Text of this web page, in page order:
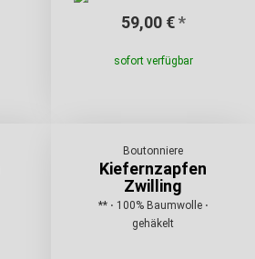
59,00 € *
sofort verfügbar
Boutonniere
Kiefernzapfen
Zwilling
** ⋅ 100% Baumwolle ⋅
gehäkelt